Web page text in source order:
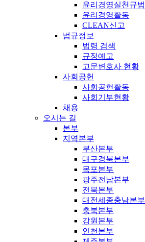
윤리경영실천규범
윤리경영활동
CLEAN신고
법규정보
법령 검색
규정예고
고문변호사 현황
사회공헌
사회공헌활동
사회기부현황
채용
오시는 길
본부
지역본부
부산본부
대구경북본부
목포본부
광주전남본부
전북본부
대전세종충남본부
충북본부
강원본부
인천본부